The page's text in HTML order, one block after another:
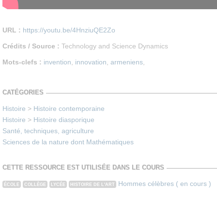
URL : https://youtu.be/4HnziuQE2Zo
Crédits / Source : Technology and Science Dynamics
Mots-clefs : invention innovation armeniens
CATÉGORIES
Histoire > Histoire contemporaine
Histoire > Histoire diasporique
Santé, techniques, agriculture
Sciences de la nature dont Mathématiques
CETTE RESSOURCE EST UTILISÉE DANS LE COURS
ÉCOLE COLLÈGE LYCÉE HISTOIRE DE L'ART Hommes célèbres ( en cours )